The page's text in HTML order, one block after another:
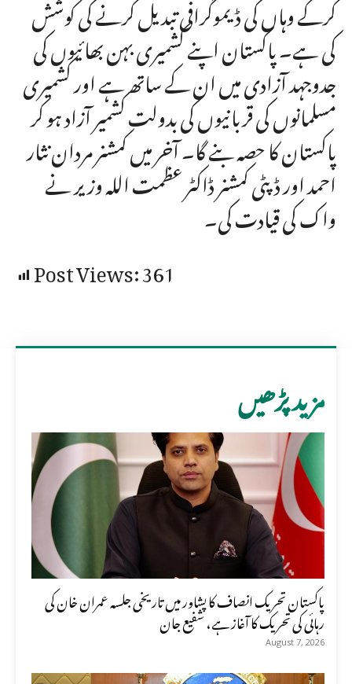
کرکے وہاں کی ڈیموگرافی تبدیل کرنے کی کوشش
کی ہے۔ پاکستان اپنے کشمیری بہن بھائیوں کی
جدوجہد آزادی میں ان کے ساتھ ہے اور کشمیری
مسلمانوں کی قربانیوں کی بدولت کشمیر آزاد ہو کر
پاکستان کا حصہ بنے گا۔ آخر میں کمشنر مردان نثار
احمد اور ڈپٹی کمشنر ڈاکٹر عظمت اللہ وزیر نے
واک کی قیادت کی۔
Post Views:361
مزید پڑھیں
پاکستان تحریک انصاف کا پشاور میں تاریخی جلسہ عمران خان کی
رہائی کی تحریک کا آغاز ہے، شفیع جان
August 7, 2026